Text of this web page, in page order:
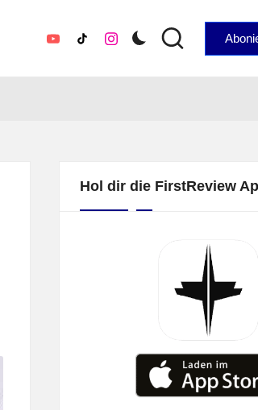
YouTubeTikTokInstagram
Hol dir die FirstReview